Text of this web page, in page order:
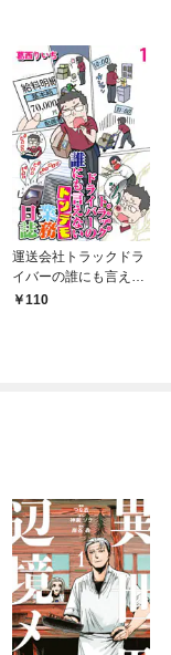
運送会社トラックドラ
イバーの誰にも言えな
いトンデモ業務日誌
110